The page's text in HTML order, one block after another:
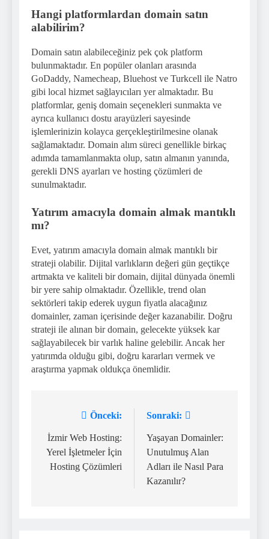
Hangi platformlardan domain satın
alabilirim?
Domain satın alabileceğiniz pek çok platform
bulunmaktadır. En popüler olanları arasında
GoDaddy, Namecheap, Bluehost ve Turkcell ile Natro
gibi local hizmet sağlayıcıları yer almaktadır. Bu
platformlar, geniş domain seçenekleri sunmakta ve
ayrıca kullanıcı dostu arayüzleri sayesinde
işlemlerinizin kolayca gerçekleştirilmesine olanak
sağlamaktadır. Domain alım süreci genellikle birkaç
adımda tamamlanmakta olup, satın almanın yanında,
gerekli DNS ayarları ve hosting çözümleri de
sunulmaktadır.
Yatırım amacıyla domain almak mantıklı
mı?
Evet, yatırım amacıyla domain almak mantıklı bir
strateji olabilir. Dijital varlıkların değeri gün geçtikçe
artmakta ve kaliteli bir domain, dijital dünyada önemli
bir yere sahip olmaktadır. Özellikle, trend olan
sektörleri takip ederek uygun fiyatla alacağınız
domainler, zaman içerisinde değer kazanabilir. Doğru
strateji ile alınan bir domain, gelecekte yüksek kar
sağlayabilecek bir varlık haline gelebilir. Ancak her
yatırımda olduğu gibi, doğru kararları vermek ve
araştırma yapmak oldukça önemlidir.
gezinmesi
Önceki:
İzmir Web Hosting:
Yerel İşletmeler İçin
Hosting Çözümleri
Sonraki:
Yaşayan Domainler:
Unutulmuş Alan
Adları ile Nasıl Para
Kazanılır?